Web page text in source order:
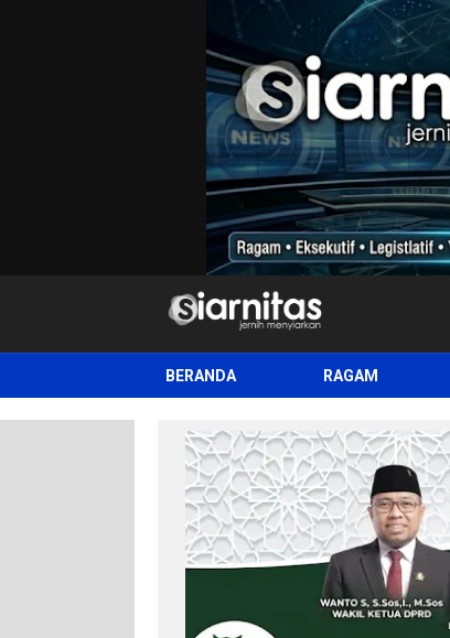
siarnitas
Jernih Menyiarkan
BERANDA RAGAM